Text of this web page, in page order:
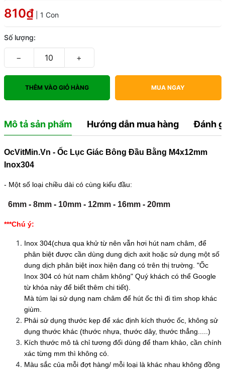
810₫ | 1 Con
Số lượng:
− +
THÊM VÀO GIỎ HÀNG MUA NGAY
Mô tả sản phẩm Hướng dẫn mua hàng Đánh
OcVitMin.Vn - Ốc Lục Giác Bông Đầu Bằng M4x12mm
Inox304
- Một số loại chiều dài có cùng kiểu đầu:
6mm- 8mm- 10mm- 12mm- 16mm- 20mm
***Chú ý:
Inox 304(chưa qua khử từ nên vẫn hơi hút nam châm, để
phân biệt được cần dùng dung dịch axit hoặc sử dụng một số
dung dịch phân biệt inox hiện đang có trên thị trường. "Ốc
Inox 304 có hút nam châm không" Quý khách có thể Google
từ khóa này để biết thêm chi tiết).
Mà túm lại sử dụng nam châm để hút ốc thì đi tìm shop khác
giùm.
Phải sử dụng thước kẹp để xác định kích thước ốc, không sử
dụng thước khác (thước nhựa, thước dây, thước thẳng.....)
Kích thước mô tả chỉ tương đối dùng để tham khảo, cần chính
xác từng mm thì không có.
Màu sắc của mỗi đợt hàng/ mỗi loại là khác nhau không đồng